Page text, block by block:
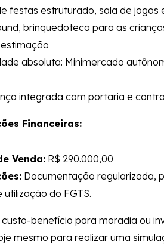
festas estruturado, sala de jogos
brinquedoteca para as
absoluta: Minimercado
integrada com portaria e
Financeiras:
Venda: R$ 290.000,00
Documentação regularizada,
utilização do FGTS.
benefício para moradia ou
mesmo para realizar uma